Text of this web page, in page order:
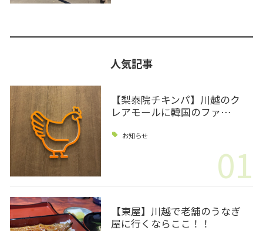
人気記事
【梨泰院チキンパ】川越のク
レアモールに韓国のファ…
お知らせ
01
【東屋】川越で老舗のうなぎ
屋に行くならここ！！